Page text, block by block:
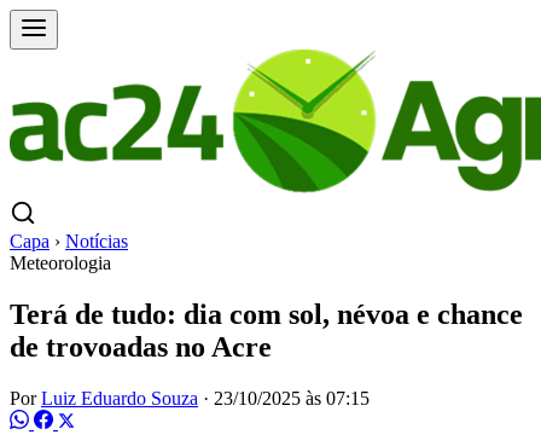
Capa › Notícias
Meteorologia
Terá de tudo: dia com sol, névoa e chance
de trovoadas no Acre
PorLuiz Eduardo Souza · 23/10/2025 às 07:15